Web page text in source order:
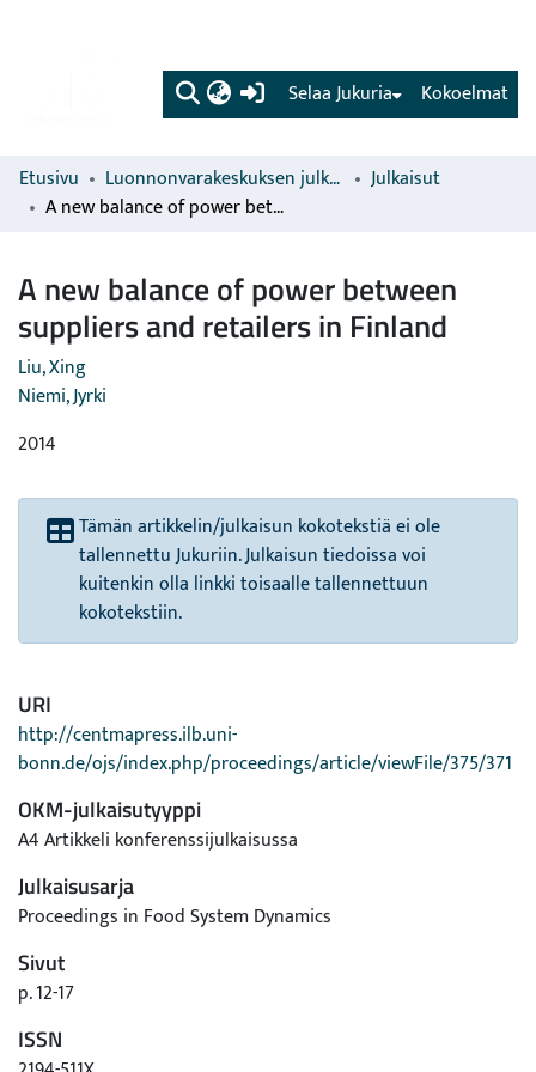
(current) Kokoelmat
Selaa Jukuria
Etusivu Luonnonvarakeskuksen julkaisut
Julkaisut
A new balance of power between suppliers and retailers in Finland
A new balance of power between
suppliers and retailers in Finland
Liu, Xing
Niemi, Jyrki
2014
Tämän artikkelin/julkaisun kokotekstiä ei ole
tallennettu Jukuriin. Julkaisun tiedoissa voi
kuitenkin olla linkki toisaalle tallennettuun
kokotekstiin.
URI
http://centmapress.ilb.uni-
bonn.de/ojs/index.php/proceedings/article/viewFile/375/371
OKM-julkaisutyyppi
A4 Artikkeli konferenssijulkaisussa
Julkaisusarja
Proceedings in Food System Dynamics
Sivut
p. 12-17
ISSN